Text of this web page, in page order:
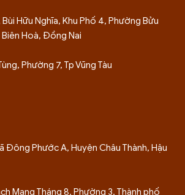
Bùi Hữu Nghĩa, Khu Phố 4, Phường Bửu
Hoà, Đồng Nai
Phường 7, Tp Vũng Tàu
Đông Phước A, Huyện Châu Thành, Hậu
Mạng Tháng 8, Phường 3, Thành phố